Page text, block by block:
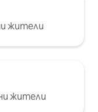
жители
жители